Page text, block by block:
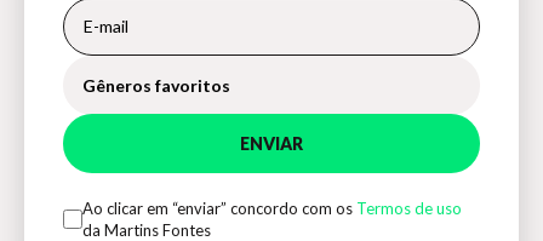
Gêneros favoritos
ENVIAR
Ao clicar em “enviar” concordo com os Termos de uso
da Martins Fontes